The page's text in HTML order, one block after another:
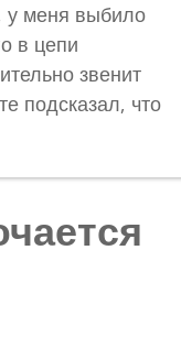
у меня выбило
в цепи
звенит
подсказал, что